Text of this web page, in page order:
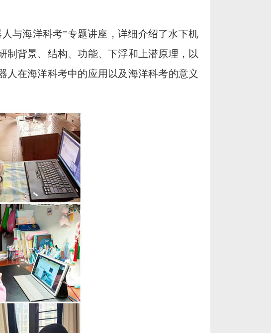
与海洋科考”专题讲座，详细介绍了水下机
制背景、结构、功能、下浮和上潜原理，以
在海洋科考中的应用以及海洋科考的意义